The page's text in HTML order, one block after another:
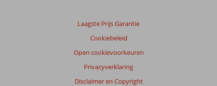
Laagste Prijs Garantie
Cookiebeleid
Open cookievoorkeuren
Privacyverklaring
Disclaimer en Copyright